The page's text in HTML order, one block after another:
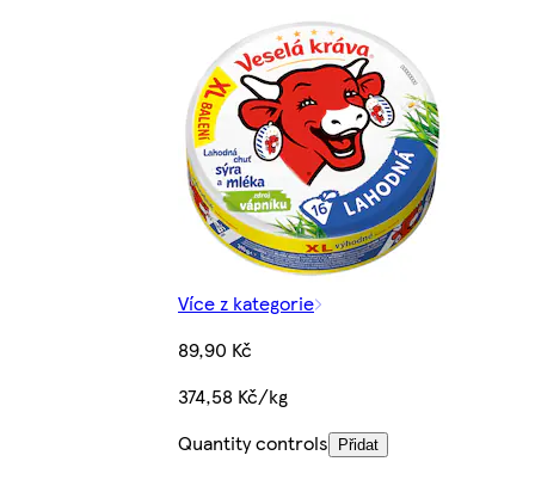
Více z kategorie
89,90 Kč
374,58 Kč/kg
Quantity controls
Přidat